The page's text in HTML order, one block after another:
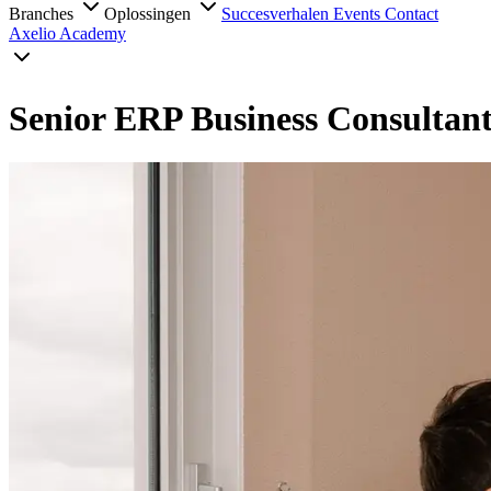
Branches Oplossingen Succesverhalen Events Contact
Axelio Academy
Senior ERP Business